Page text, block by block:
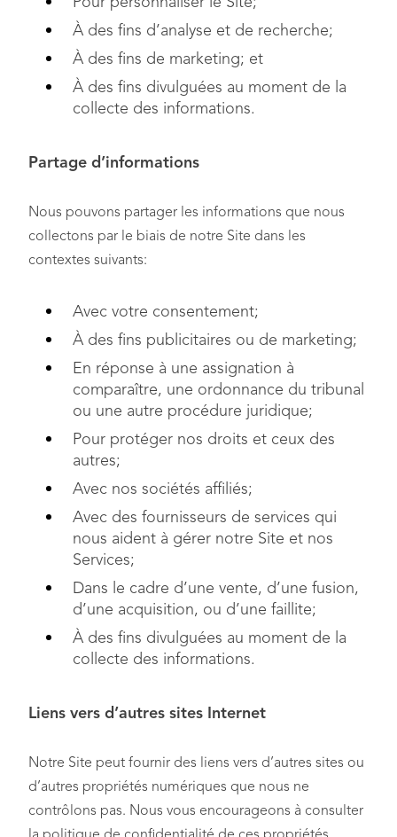
À des fins d’analyse et de recherche;
À des fins de marketing; et
À des fins divulguées au moment de la
collecte des informations.
Partage d’informations
Nous pouvons partager les informations que nous
collectons par le biais de notre Site dans les
contextes suivants:
Avec votre consentement;
À des fins publicitaires ou de marketing;
En réponse à une assignation à
comparaître, une ordonnance du tribunal
ou une autre procédure juridique;
Pour protéger nos droits et ceux des
autres;
Avec nos sociétés affiliés;
Avec des fournisseurs de services qui
nous aident à gérer notre Site et nos
Services;
Dans le cadre d’une vente, d’une fusion,
d’une acquisition, ou d’une faillite;
À des fins divulguées au moment de la
collecte des informations.
Liens vers d’autres sites Internet
Notre Site peut fournir des liens vers d’autres sites ou
d’autres propriétés numériques que nous ne
contrôlons pas. Nous vous encourageons à consulter